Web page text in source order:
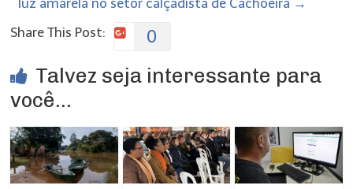
luz amarela no setor calçadista de Cachoeira →
Share This Post:
0
Talvez seja interessante para
você...